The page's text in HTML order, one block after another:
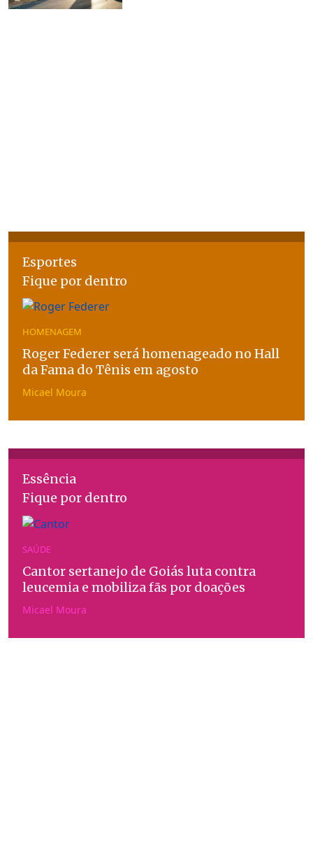
Esportes
Fique por dentro
HOMENAGEM
Roger Federer será homenageado no Hall
da Fama do Tênis em agosto
Micael Moura
Essência
Fique por dentro
SAÚDE
Cantor sertanejo de Goiás luta contra
leucemia e mobiliza fãs por doações
Micael Moura